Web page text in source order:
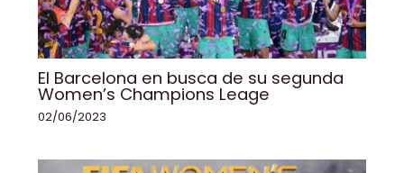
El Barcelona en busca de su segunda
Women’s Champions Leage
02/06/2023